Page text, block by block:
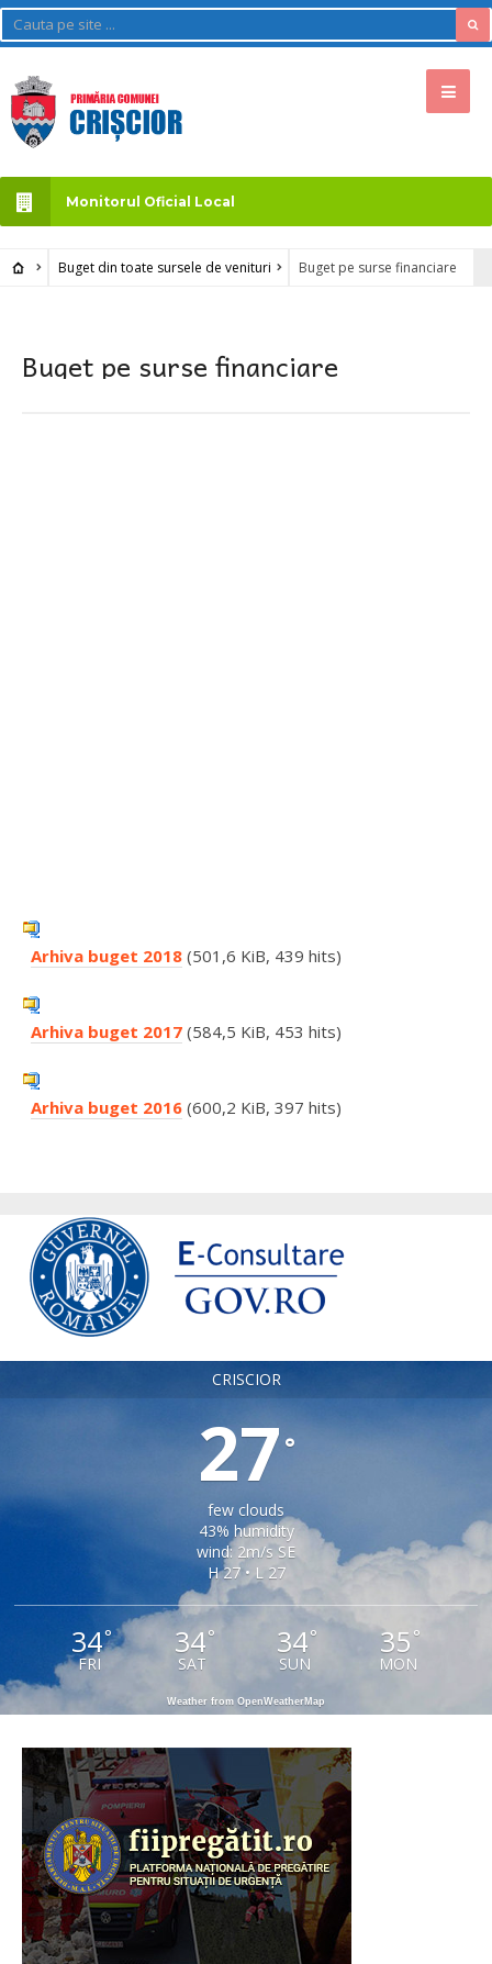
Monitorul Oficial Local
Buget din toate sursele de venituri Buget pe surse financiare
Buget pe surse financiare
Arhiva buget 2018 (501,6 KiB, 439 hits)
Arhiva buget 2017 (584,5 KiB, 453 hits)
Arhiva buget 2016 (600,2 KiB, 397 hits)
CRISCIOR
27°
few clouds
43% humidity
wind: 2m/s SE
H 27 • L 27
34°
FRI
34°
SAT
34°
SUN
35 °
MON
Weather from OpenWeatherMap